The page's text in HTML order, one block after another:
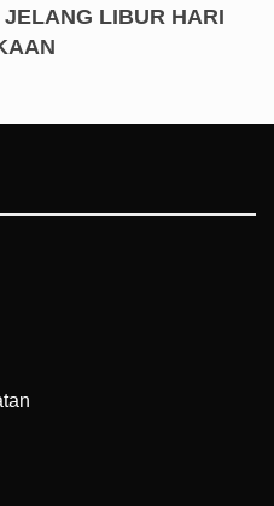
JELANG LIBUR HARI